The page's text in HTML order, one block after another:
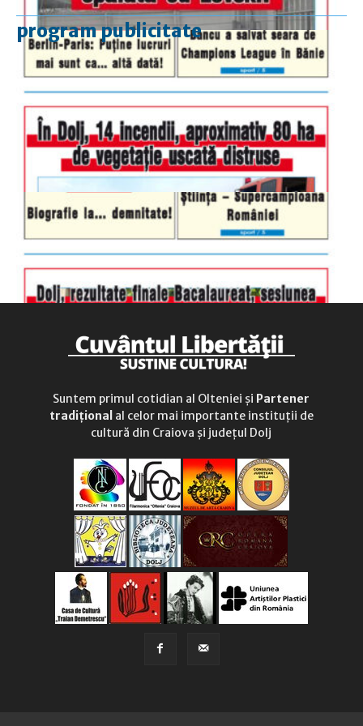
program publicitate
luni-vineri
9.00 - 17.00
duminică
9.00 - 12.00
Suntem primul cotidian al Olteniei și Partener
tradițional al celor mai importante instituții de
cultură din Craiova și județul Dolj